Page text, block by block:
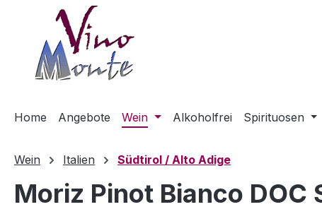
Hauptinhalt springen
Zur Suche springen
Zur Hauptnavigation springen
Home Angebote Wein Alkoholfrei Spirituosen
Wein Italien Südtirol / Alto Adige
Moriz Pinot Bianco DOC